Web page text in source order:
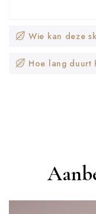
Wie kan deze
Hoe lang duurt